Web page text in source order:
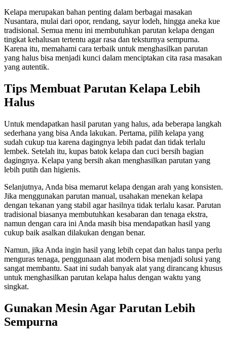
Kelapa merupakan bahan penting dalam berbagai masakan
Nusantara, mulai dari opor, rendang, sayur lodeh, hingga aneka kue
tradisional. Semua menu ini membutuhkan parutan kelapa dengan
tingkat kehalusan tertentu agar rasa dan teksturnya sempurna.
Karena itu, memahami cara terbaik untuk menghasilkan parutan
yang halus bisa menjadi kunci dalam menciptakan cita rasa masakan
yang autentik.
Tips Membuat Parutan Kelapa Lebih
Halus
Untuk mendapatkan hasil parutan yang halus, ada beberapa langkah
sederhana yang bisa Anda lakukan. Pertama, pilih kelapa yang
sudah cukup tua karena dagingnya lebih padat dan tidak terlalu
lembek. Setelah itu, kupas batok kelapa dan cuci bersih bagian
dagingnya. Kelapa yang bersih akan menghasilkan parutan yang
lebih putih dan higienis.
Selanjutnya, Anda bisa memarut kelapa dengan arah yang konsisten.
Jika menggunakan parutan manual, usahakan menekan kelapa
dengan tekanan yang stabil agar hasilnya tidak terlalu kasar. Parutan
tradisional biasanya membutuhkan kesabaran dan tenaga ekstra,
namun dengan cara ini Anda masih bisa mendapatkan hasil yang
cukup baik asalkan dilakukan dengan benar.
Namun, jika Anda ingin hasil yang lebih cepat dan halus tanpa perlu
menguras tenaga, penggunaan alat modern bisa menjadi solusi yang
sangat membantu. Saat ini sudah banyak alat yang dirancang khusus
untuk menghasilkan parutan kelapa halus dengan waktu yang
singkat.
Gunakan Mesin Agar Parutan Lebih
Sempurna